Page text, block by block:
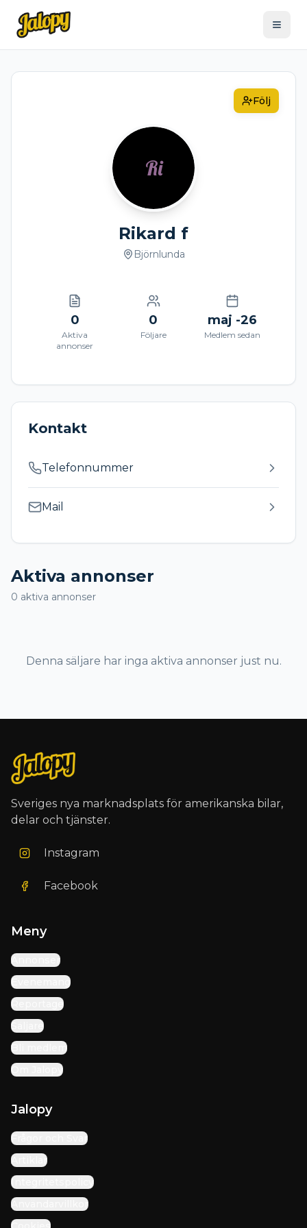
Följ
Ri
Rikard f
Björnlunda
0
Aktiva
annonser
0
Följare
maj -26
Medlem sedan
Kontakt
Telefonnummer
Mail
Aktiva annonser
0 aktiva annonser
Denna säljare har inga aktiva annonser just nu.
Sveriges nya marknadsplats för amerikanska bilar,
delar och tjänster.
Instagram
Facebook
Meny
Annonser
Evenemang
Reportage
Säljare
Bli medlem
Om Jalopy
Jalopy
Frågor och Svar
Artiklar
Integritetspolicy
Användarvillkor